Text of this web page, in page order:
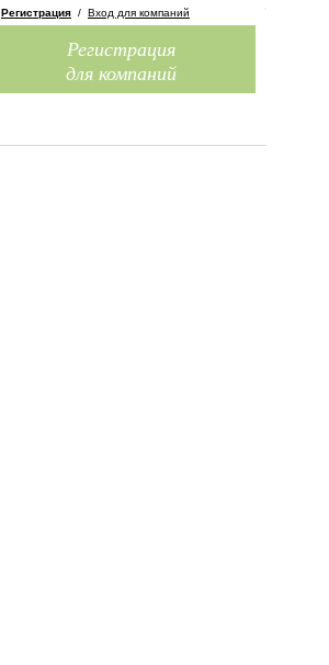
Регистрация / Вход для компаний
Регистрация
для компаний